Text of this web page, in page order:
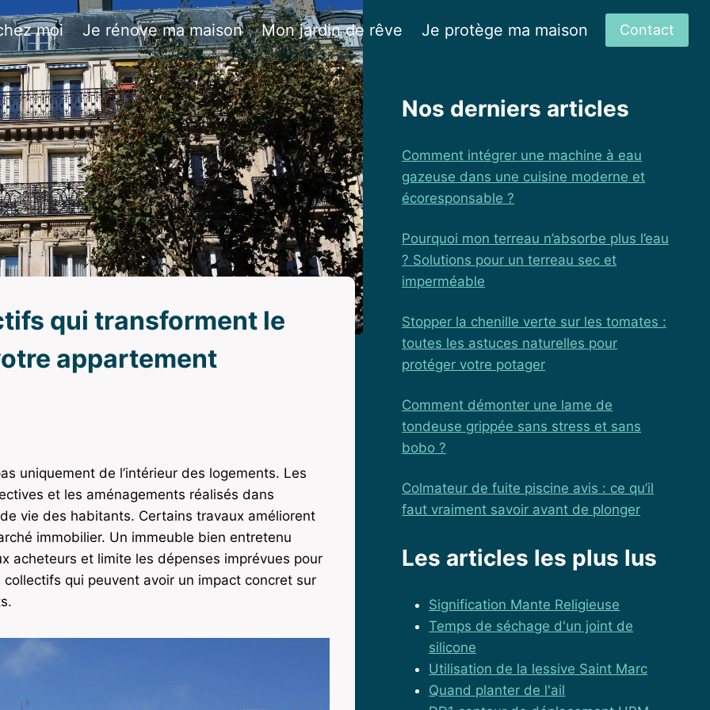
moi Je rénove ma maison Mon jardin de rêve Je protège ma maison Contact
qui transforment le
appartement
uniquement de l’intérieur des logements. Les
et les aménagements réalisés dans
vie des habitants. Certains travaux améliorent
immobilier. Un immeuble bien entretenu
acheteurs et limite les dépenses imprévues pour
qui peuvent avoir un impact concret sur
Nos derniers articles
Comment intégrer une machine à eau
gazeuse dans une cuisine moderne et
écoresponsable ?
Pourquoi mon terreau n’absorbe plus l’eau
? Solutions pour un terreau sec et
imperméable
Stopper la chenille verte sur les tomates :
toutes les astuces naturelles pour
protéger votre potager
Comment démonter une lame de
tondeuse grippée sans stress et sans
bobo ?
Colmateur de fuite piscine avis : ce qu’il
faut vraiment savoir avant de plonger
Les articles les plus lus
Signification Mante Religieuse
Temps de séchage d'un joint de
silicone
Utilisation de la lessive Saint Marc
Quand planter de l'ail